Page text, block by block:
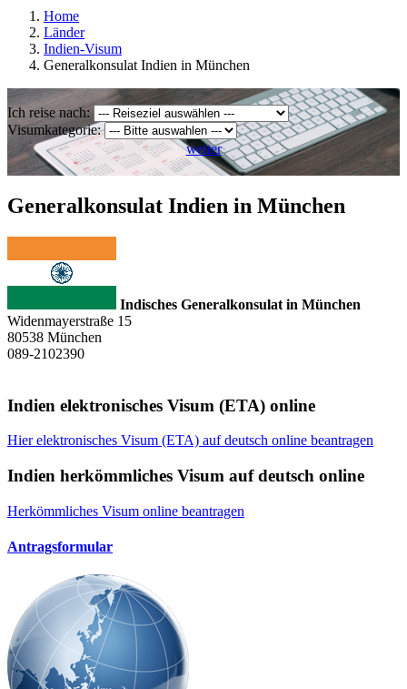
Home
Länder
Indien-Visum
Generalkonsulat Indien in München
Ich reise nach:
Visumkategorie:
weiter
Generalkonsulat Indien in München
Indisches Generalkonsulat in München
Widenmayerstraße 15
80538 München
089-2102390
Indien elektronisches Visum (ETA) online
Hier elektronisches Visum (ETA) auf deutsch online beantragen
Indien herkömmliches Visum auf deutsch online
Herkömmliches Visum online beantragen
Antragsformular